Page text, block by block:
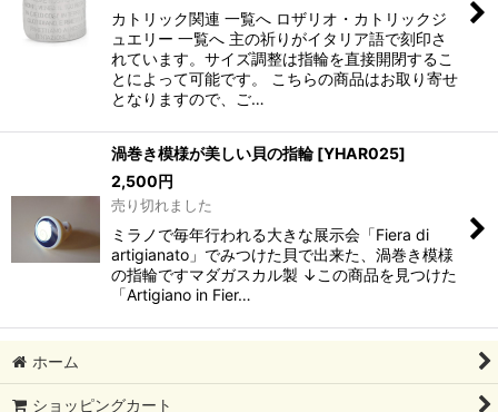
カトリック関連 一覧へ ロザリオ・カトリックジ
ュエリー 一覧へ 主の祈りがイタリア語で刻印さ
れています。サイズ調整は指輪を直接開閉するこ
とによって可能です。 こちらの商品はお取り寄せ
となりますので、ご…
渦巻き模様が美しい貝の指輪 [YHAR025]
2,500円
売り切れました
ミラノで毎年行われる大きな展示会「Fiera di
artigianato」でみつけた貝で出来た、渦巻き模様
の指輪ですマダガスカル製 ↓この商品を見つけた
「Artigiano in Fier…
ホーム
ショッピングカート